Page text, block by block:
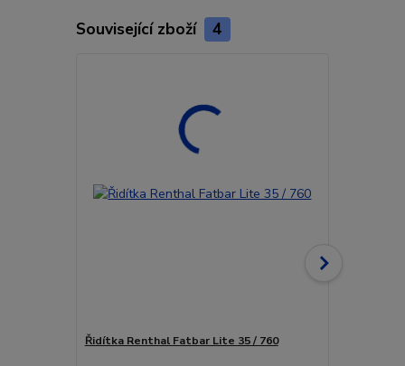
Související zboží 4
Řidítka Renthal Fatbar Lite 35 / 760